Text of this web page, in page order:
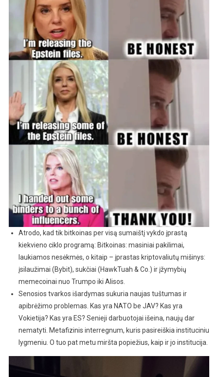
Atrodo, kad tik bitkoinas per visą sumaištį vykdo įprastą
kiekvieno ciklo programą: Bitkoinas: masiniai pakilimai,
laukiamos nesėkmės, o kitaip – įprastas kriptovaliutų mišinys:
įsilaužimai (Bybit), sukčiai (HawkTuah & Co.) ir įžymybių
memecoinai nuo Trumpo iki Alisos.
Senosios tvarkos išardymas sukuria naujas tuštumas ir
apibrėžimo problemas. Kas yra NATO be JAV? Kas yra
Vokietija? Kas yra ES? Senieji darbuotojai išeina, naujų dar
nematyti. Metafizinis interregnum, kuris pasireiškia instituciniu
lygmeniu. O tuo pat metu miršta popiežius, kaip ir jo institucija.